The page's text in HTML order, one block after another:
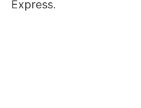
Express.